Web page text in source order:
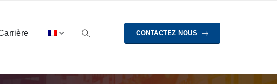
CONTACTEZ NOUS